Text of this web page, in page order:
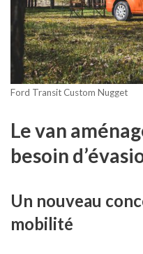
Ford Transit Custom Nugget
Le van
besoin
Un nouveau
mobilité